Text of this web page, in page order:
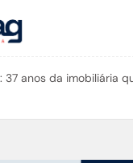
37 anos da imobiliária